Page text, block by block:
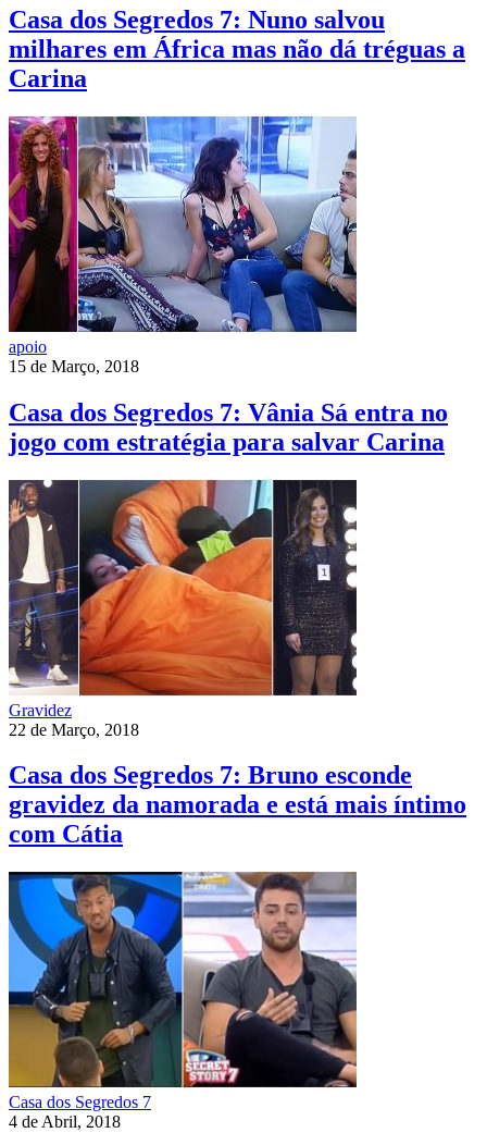
Casa dos Segredos 7: Nuno salvou
milhares em África mas não dá tréguas a
Carina
apoio
15 de Março, 2018
Casa dos Segredos 7: Vânia Sá entra no
jogo com estratégia para salvar Carina
Gravidez
22 de Março, 2018
Casa dos Segredos 7: Bruno esconde
gravidez da namorada e está mais íntimo
com Cátia
Casa dos Segredos 7
4 de Abril, 2018